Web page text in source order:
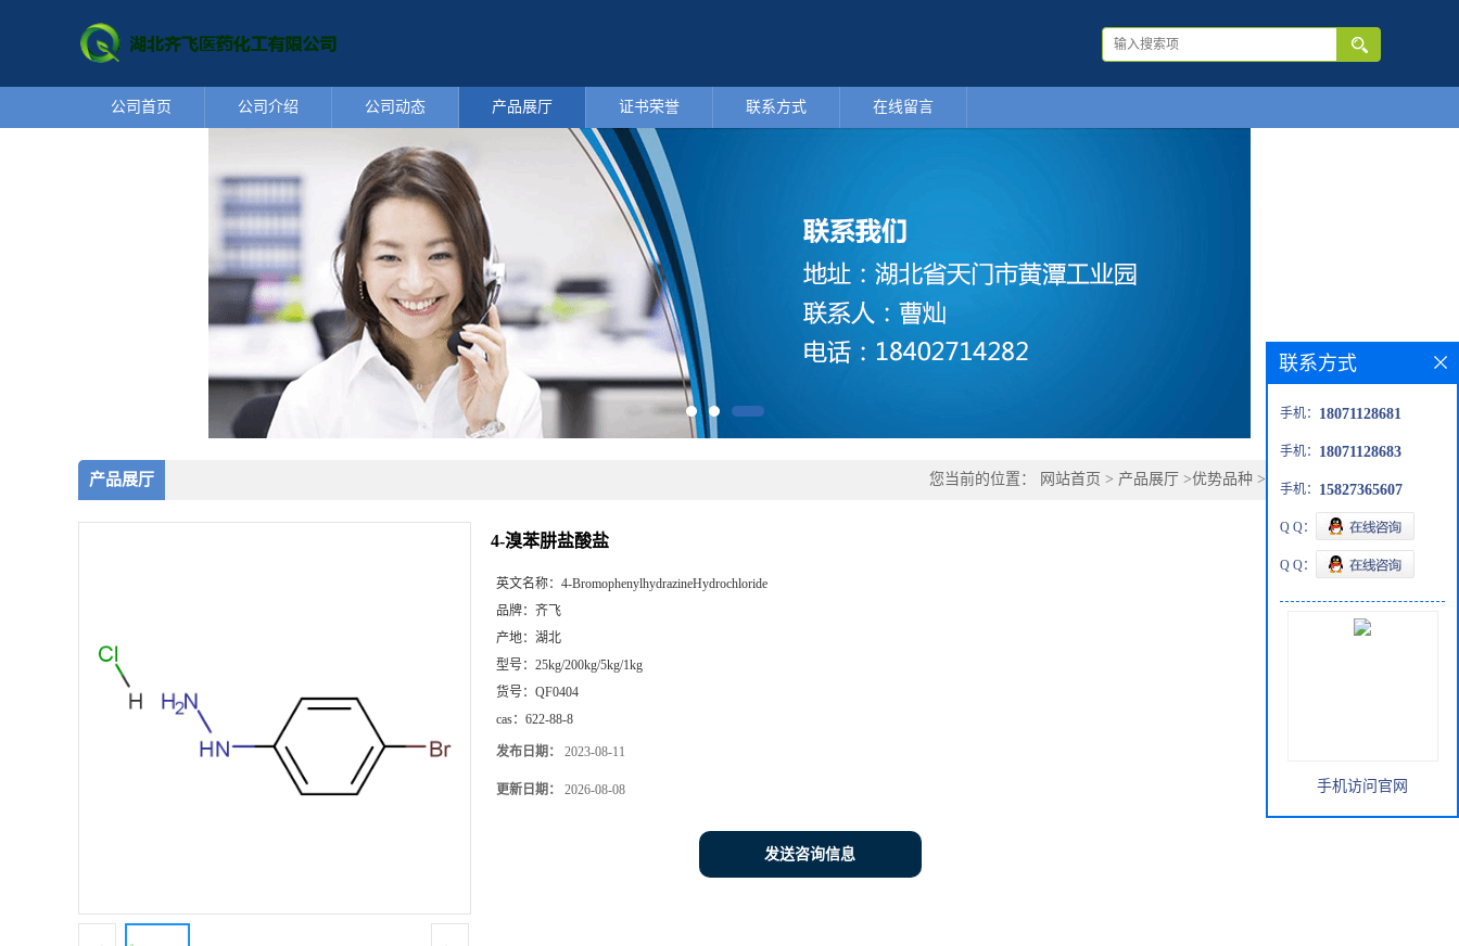
公司首页 公司介绍 公司动态 产品展厅 证书荣誉 联系方式 在线留言
产品展厅 您当前的位置： 网站首页 > 产品展厅 >优势品种 > 4-溴苯肼盐酸盐
4-溴苯肼盐酸盐
英文名称： 4-BromophenylhydrazineHydrochloride
品牌： 齐飞
产地： 湖北
型号： 25kg/200kg/5kg/1kg
货号： QF0404
cas： 622-88-8
发布日期： 2023-08-11
更新日期： 2026-08-08
发送咨询信息
联系方式
手机： 18071128681
手机： 18071128683
手机： 15827365607
Q Q：
Q Q：
手机访问官网